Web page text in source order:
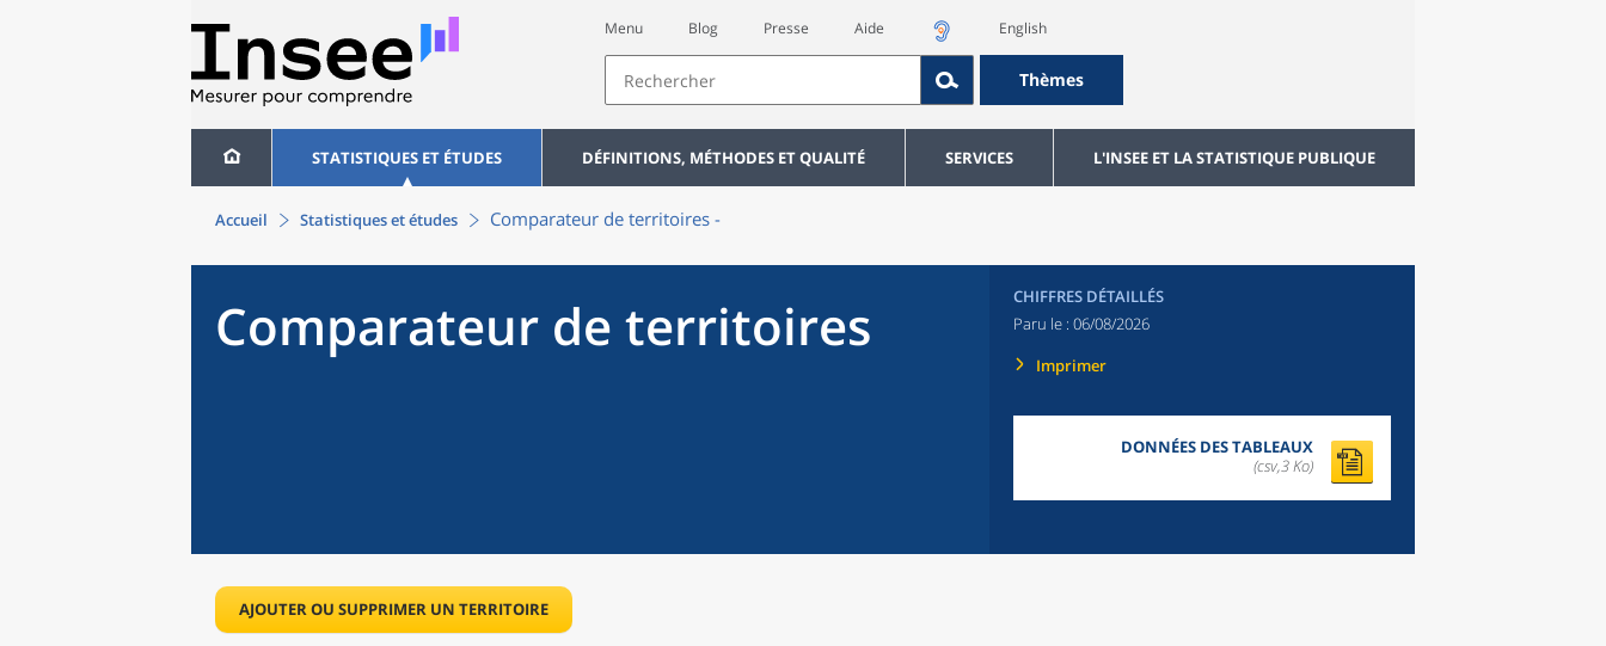
Menu Blog Presse Aide English
Thèmes
STATISTIQUES ET ÉTUDES DÉFINITIONS, MÉTHODES ET QUALITÉ SERVICES L'INSEE ET LA STATISTIQUE PUBLIQUE
Accueil Statistiques et études Comparateur de territoires -
Comparateur de territoires
CHIFFRES DÉTAILLÉS
Paru le : 06/08/2026
Imprimer
DONNÉES DES TABLEAUX
(csv,3 Ko)
AJOUTER OU SUPPRIMER UN TERRITOIRE